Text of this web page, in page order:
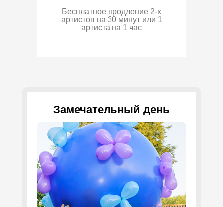
Бесплатное продление 2-х
артистов на 30 минут или 1
артиста на 1 час
Замечательный день